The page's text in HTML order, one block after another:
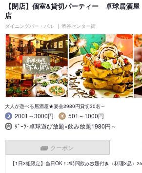
【閉店】個室&貸切パーティー 卓球居
店
ダイニングバー・バル 渋谷センター街
大人が遊べる居酒屋★宴会2980円貸切30名～
2001～3000円
501～1000円
ﾀﾞｰﾂ･卓球遊び放題×飲み放題1980円～
クーポン
【1日3組限定】当日OK！2時間飲み放題付き（料理3品）